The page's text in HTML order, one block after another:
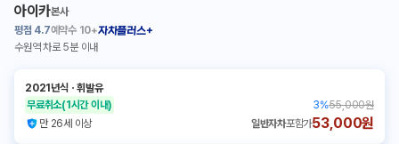
아이카본사
평점 4.7예약수 10+자차플러스+
수원역 차로 5분 이내
2021년식 ㆍ휘발유
무료취소(1시간 이내) 3%55,000원
만 26세 이상
일반자차포함가53,000원